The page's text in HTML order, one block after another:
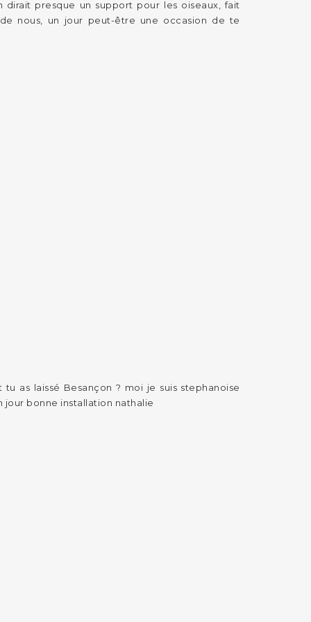
presque un support pour les oiseaux, fait
nous, un jour peut-être une occasion de te
as laissé Besançon ? moi je suis stephanoise
jour bonne installation nathalie